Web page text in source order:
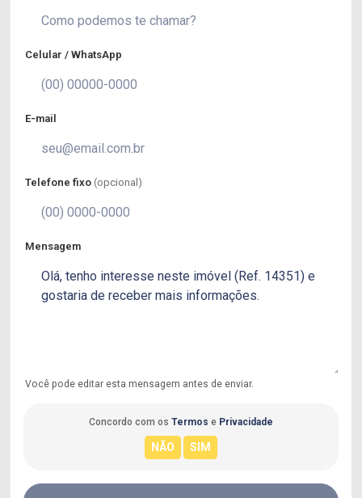
Celular / WhatsApp
E-mail
Telefone fixo (opcional)
Mensagem
Você pode editar esta mensagem antes de enviar.
Concordo com os Termos e Privacidade